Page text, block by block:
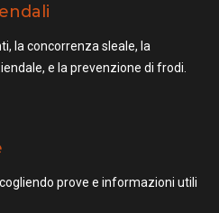
la concorrenza sleale, la
e la prevenzione di frodi.
prove e informazioni utili